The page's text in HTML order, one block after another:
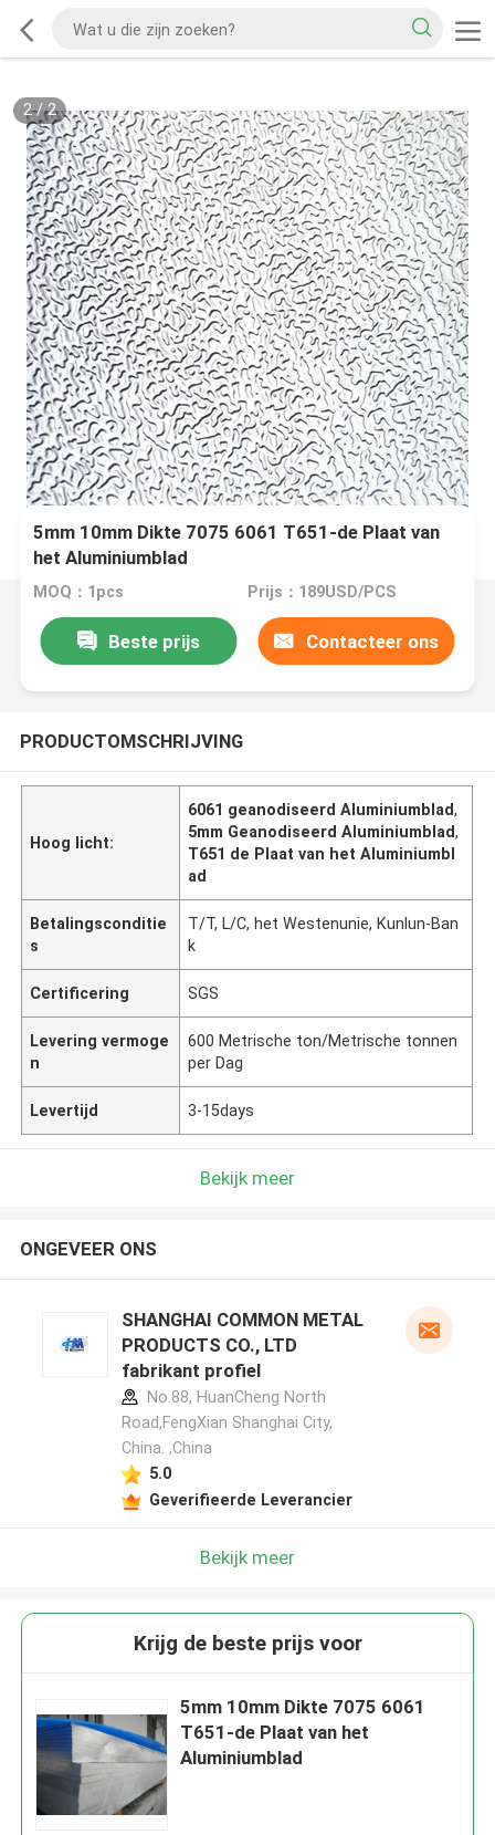
2/2
5mm 10mm Dikte 7075 6061 T651-de Plaat van
het Aluminiumblad
MOQ：1pcs Prijs：189USD/PCS
Beste prijs Contacteer ons
PRODUCTOMSCHRIJVING
Hoog licht:
6061 geanodiseerd Aluminiumblad,
5mm Geanodiseerd Aluminiumblad,
T651 de Plaat van het Aluminiumbl
ad
Betalingsconditie
s
T/T, L/C, het Westenunie, Kunlun-Ban
k
Certificering SGS
Levering vermoge
n
600 Metrische ton/Metrische tonnen
per Dag
Levertijd 3-15days
Bekijk meer
ONGEVEER ONS
SHANGHAI COMMON METAL
PRODUCTS CO., LTD
fabrikant profiel
No.88, HuanCheng North
Road,FengXian Shanghai City,
China. ,China
5.0
Geverifieerde Leverancier
Bekijk meer
Krijg de beste prijs voor
5mm 10mm Dikte 7075 6061
T651-de Plaat van het
Aluminiumblad